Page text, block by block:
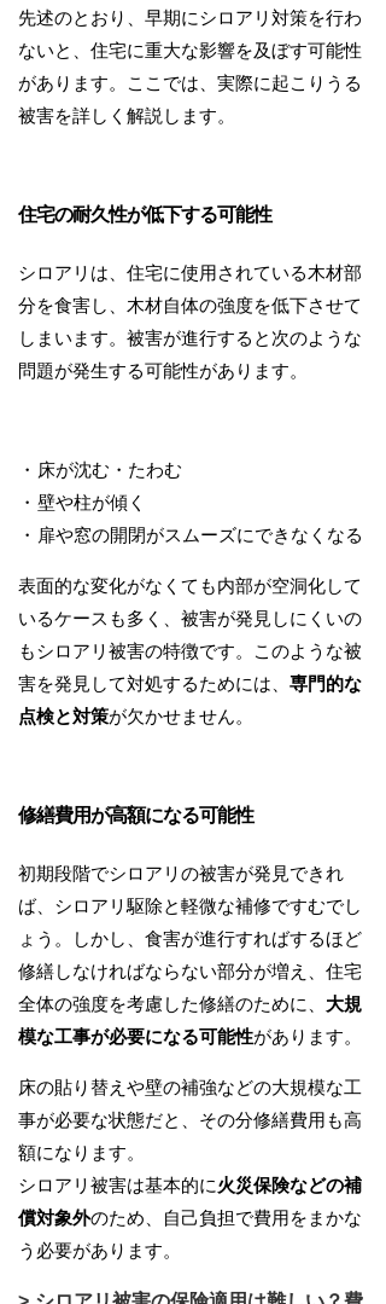
先述のとおり、早期にシロアリ対策を行わ
ないと、住宅に重大な影響を及ぼす可能性
があります。ここでは、実際に起こりうる
被害を詳しく解説します。
住宅の耐久性が低下する可能性
シロアリは、住宅に使用されている木材部
分を食害し、木材自体の強度を低下させて
しまいます。被害が進行すると次のような
問題が発生する可能性があります。
床が沈む・たわむ
壁や柱が傾く
扉や窓の開閉がスムーズにできなくなる
表面的な変化がなくても内部が空洞化して
いるケースも多く、被害が発見しにくいの
もシロアリ被害の特徴です。このような被
害を発見して対処するためには、 専門的な
点検と対策が欠かせません。
修繕費用が高額になる可能性
初期段階でシロアリの被害が発見できれ
ば、シロアリ駆除と軽微な補修ですむでし
ょう。しかし、食害が進行すればするほど
修繕しなければならない部分が増え、住宅
全体の強度を考慮した修繕のために、 大規
模な工事が必要になる可能性があります。
床の貼り替えや壁の補強などの大規模な工
事が必要な状態だと、その分修繕費用も高
額になります。
シロアリ被害は基本的に火災保険などの補
償対象外のため、自己負担で費用をまかな
う必要があります。